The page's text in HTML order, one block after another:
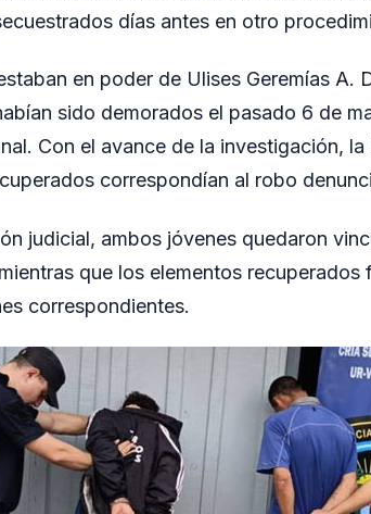
días antes en otro
en poder de Ulises Geremías A.
sido demorados el pasado 6 de
Con el avance de la investigación,
correspondían al robo
judicial, ambos jóvenes quedaron
que los elementos
correspondientes.